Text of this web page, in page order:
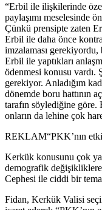
“Erbil ile ilişkilerinde
paylaşımı meselesinde
Çünkü prensipte zaten
Erbil ile daha önce
imzalaması gerekiyordu,
Erbil ile yaptıkları
ödenmesi konusu vardı.
gerekiyor. Anladığım
dönemde boru hattının
tarafın söylediğine göre.
onların da lehine çok
REKLAM“PKK’nın
Kerkük konusunu çok
demografik
Cephesi ile ciddi bir
Fidan, Kerkük Valisi